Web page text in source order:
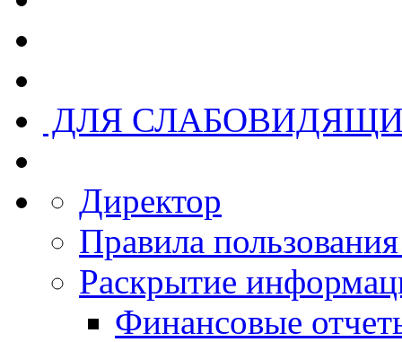
ДЛЯ
Директор
Правила
Раскрытие
Финансовые